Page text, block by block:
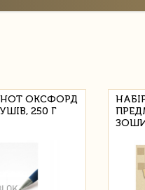
ОКСФОРД
250 Г